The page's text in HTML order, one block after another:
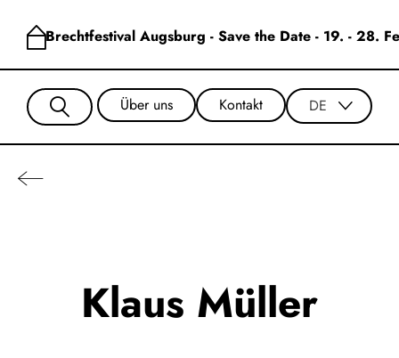
Brechtfestival Augsburg - Save the Date - 19. - 28.
Über uns Kontakt DE
Klaus Müller